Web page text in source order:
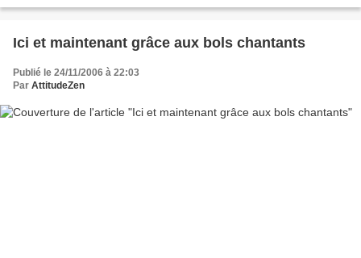
Ici et maintenant grâce aux bols chantants
Publié le 24/11/2006 à 22:03
Par AttitudeZen